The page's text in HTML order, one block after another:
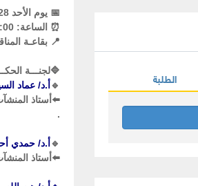
📅 يوم الأحد 28- 06- 2026
⏰ الساعة: 11:00صباحاً
📍 بقاعـة
🔷لجنـــة
🔹 أ.د/ عماد
⬅️︎︎أستاذ
.
🔹 أ.د/ حمدي
⬅️︎أستاذ
الطلبة